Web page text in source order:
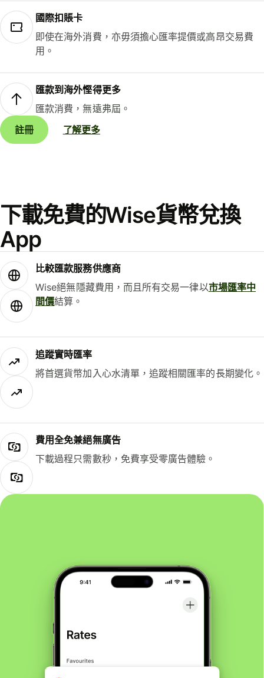
國際扣賬卡
即使在海外消費，亦毋須擔心匯率提價或高昂交易費
用。
匯款到海外慳得更多
匯款消費，無遠弗屆。
註冊
了解更多
下載免費的Wise貨幣兌換
App
比較匯款服務供應商
Wise絕無隱藏費用，而且所有交易一律以市場匯率中
間價結算。
追蹤實時匯率
將首選貨幣加入心水清單，追蹤相關匯率的長期變化。
費用全免兼絕無廣告
下載過程只需數秒，免費享受零廣告體驗。